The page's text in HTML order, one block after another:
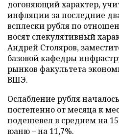
догоняющий характер,
инфляции за последние
всплески рубля по
носят спекулятивный
Андрей Столяров,
базовой кафедры
рынков факультета
ВШЭ.
Ослабление рубля
постепенно от месяца к
подешевел в среднем на
юаню – на 11,7%.